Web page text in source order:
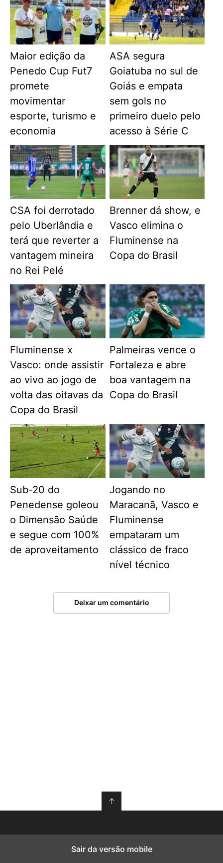
Maior edição da
Penedo Cup Fut7
promete
movimentar
esporte, turismo e
economia
ASA segura
Goiatuba no sul de
Goiás e empata
sem gols no
primeiro duelo pelo
acesso à Série C
CSA foi derrotado
pelo Uberlândia e
terá que reverter a
vantagem mineira
no Rei Pelé
Brenner dá show, e
Vasco elimina o
Fluminense na
Copa do Brasil
Fluminense x
Vasco: onde assistir
ao vivo ao jogo de
volta das oitavas da
Copa do Brasil
Palmeiras vence o
Fortaleza e abre
boa vantagem na
Copa do Brasil
Sub-20 do
Penedense goleou
o Dimensão Saúde
e segue com 100%
de aproveitamento
Jogando no
Maracanã, Vasco e
Fluminense
empataram um
clássico de fraco
nível técnico
Deixar um comentário
↑
Sair da versão mobile